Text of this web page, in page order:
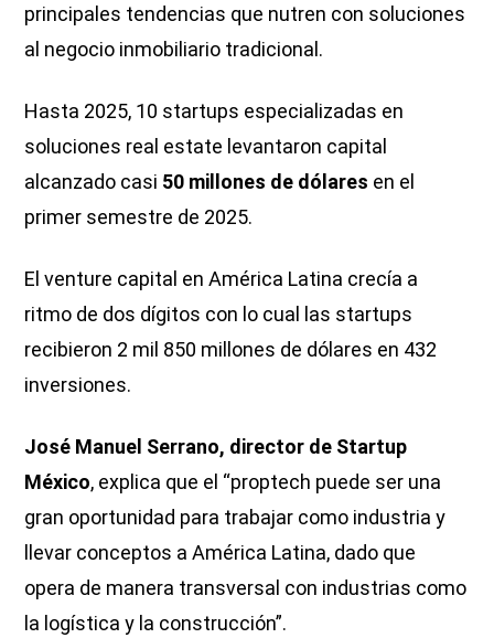
principales tendencias que nutren con soluciones
al negocio inmobiliario tradicional.
Hasta 2025, 10 startups especializadas en
soluciones real estate levantaron capital
alcanzado casi 50 millones de dólares en el
primer semestre de 2025.
El venture capital en América Latina crecía a
ritmo de dos dígitos con lo cual las startups
recibieron 2 mil 850 millones de dólares en 432
inversiones.
José Manuel Serrano, director de Startup
México, explica que el “proptech puede ser una
gran oportunidad para trabajar como industria y
llevar conceptos a América Latina, dado que
opera de manera transversal con industrias como
la logística y la construcción”.